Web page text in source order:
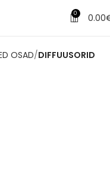
0 0.00
OSAD DIFFUUSORID